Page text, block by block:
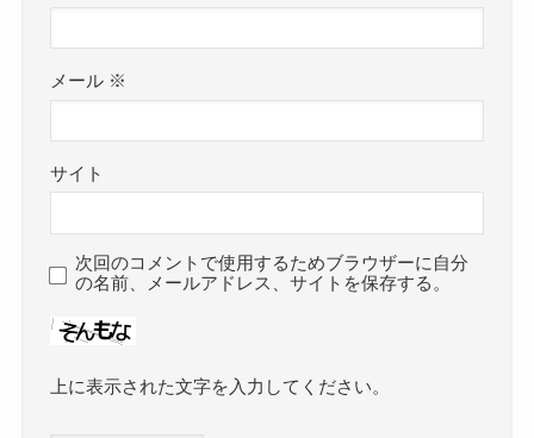
メール ※
サイト
次回のコメントで使用するためブラウザーに自分
の名前、メールアドレス、サイトを保存する。
上に表示された文字を入力してください。